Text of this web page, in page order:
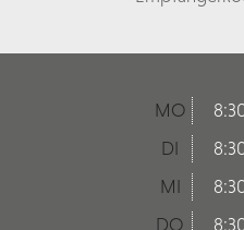
MO
DI
MI
DO